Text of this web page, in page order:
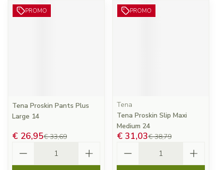
PROMO
Tena Proskin Pants Plus
Large 14
€ 33,69
€ 26,95
PROMO
Tena
Tena Proskin Slip Maxi
Medium 24
€ 38,79
€ 31,03